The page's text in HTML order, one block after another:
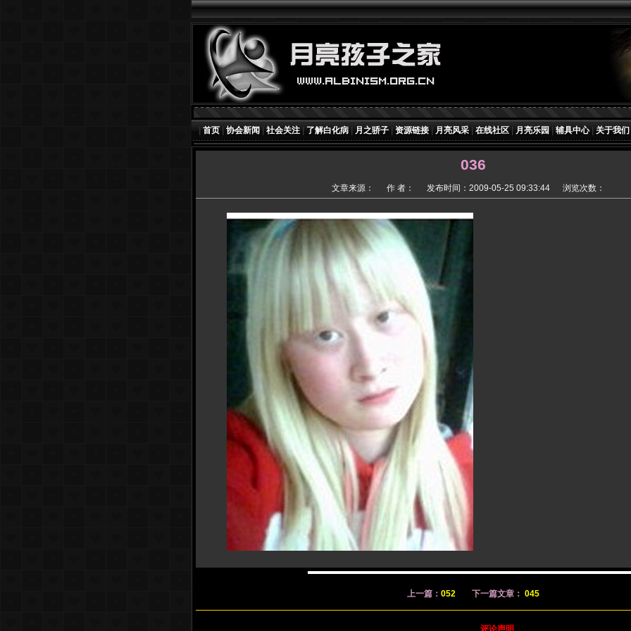
首页| 协会新闻 社会关注 了解白化病 月之骄子 资源链接| 月亮风采 在线社区 月亮乐园 辅具中心| 关于我们
036
文章来源： 作 者： 发布时间：2009-05-25 09:33:44 浏览次数：
上一篇： 052 下一篇文章： 045
评论声明